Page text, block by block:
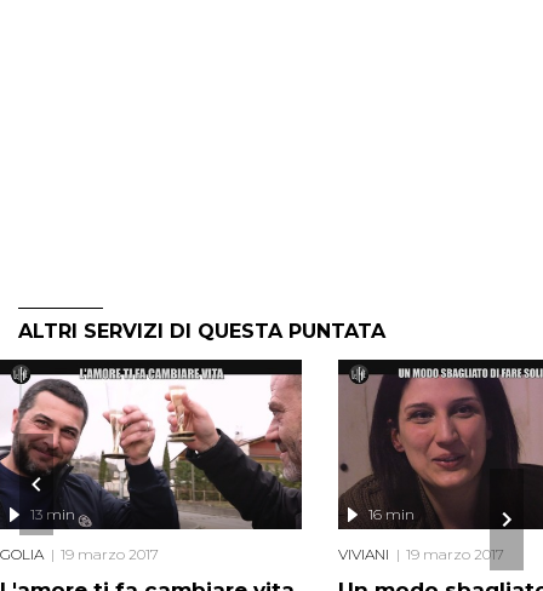
ALTRI SERVIZI DI QUESTA PUNTATA
13 min
GOLIA 19 marzo 2017
16 min
VIVIANI 19 marzo 2017